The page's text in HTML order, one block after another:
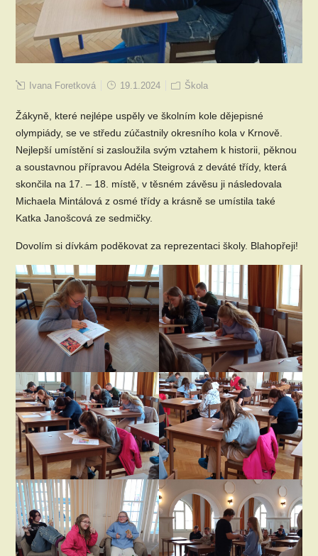
Ivana Foretková 19.1.2024 Škola
Žákyně, které nejlépe uspěly ve školním kole dějepisné
olympiády, se ve středu zúčastnily okresního kola v Krnově.
Nejlepší umístění si zasloužila svým vztahem k historii, pěknou
a soustavnou přípravou Adéla Steigrová z deváté třídy, která
skončila na 17. – 18. místě, v těsném závěsu ji následovala
Michaela Mintálová z osmé třídy a krásně se umístila také
Katka Janošcová ze sedmičky.
Dovolím si dívkám poděkovat za reprezentaci školy. Blahopřeji!